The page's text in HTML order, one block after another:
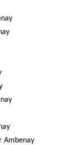
Ambenay